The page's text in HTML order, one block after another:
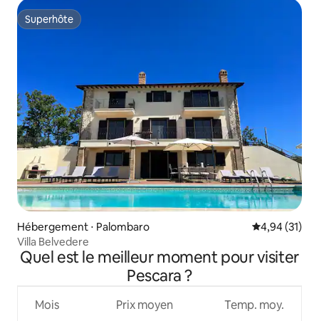
Superhôte
Superhôte
Hébergement ⋅ Palombaro Évaluation
4,94 (31)
Villa Belvedere
Quel est le meilleur moment pour visiter
Pescara ?
Mois Prix moyen Temp. moy.